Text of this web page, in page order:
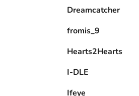
Dreamcatcher
fromis_9
Hearts2Hearts
I-DLE
Ifeye